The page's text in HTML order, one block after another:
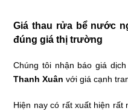
Giá thau rửa bể nước
đúng giá thị trường
Chúng tôi nhận báo giá
Thanh Xuân với giá cạnh
Hiện nay có rất xuất hiện rất